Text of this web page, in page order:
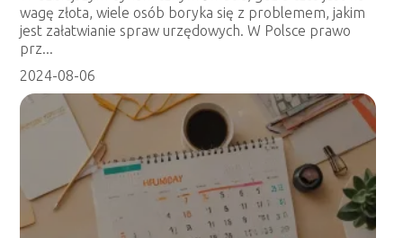
wagę złota, wiele osób boryka się z problemem, jakim
jest załatwianie spraw urzędowych. W Polsce prawo
prz...
2024-08-06